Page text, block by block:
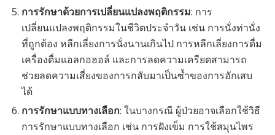
การรักษาด้วยการเปลี่ยนแปลงพฤติกรรม: การ
เปลี่ยนแปลงพฤติกรรมในชีวิตประจำวัน เช่น การนั่งท่านั่ง
ที่ถูกต้อง หลีกเลี่ยงการนั่งนานเกินไป การหลีกเลี่ยงการดื่ม
เครื่องดื่มแอลกอฮอล์ และการลดความเครียดสามารถ
ช่วยลดความเสี่ยงของการกลับมาเป็นซ้ำของการอักเสบ
ได้
การรักษาแบบทางเลือก: ในบางกรณี ผู้ป่วยอาจเลือกใช้วิธี
การรักษาแบบทางเลือก เช่น การฝังเข็ม การใช้สมุนไพร